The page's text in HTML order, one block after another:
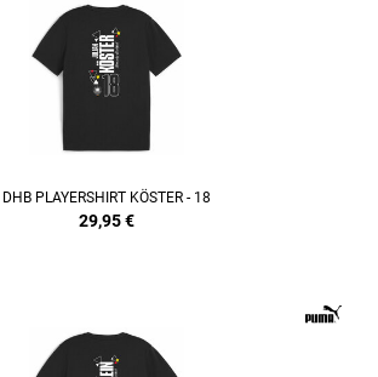
DHB PLAYERSHIRT KÖSTER - 18
29,95€